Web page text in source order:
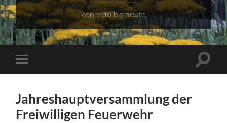
von 1010 bis heute
Mobile-
Menü
Jahreshauptversammlung der
Freiwilligen Feuerwehr